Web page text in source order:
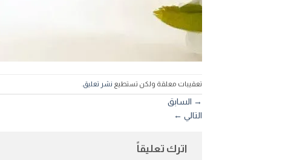
تعقيبات معلقة ولكن تستطيع نشر تعليق
→ السابق
التالي ←
اترك تعليقاً